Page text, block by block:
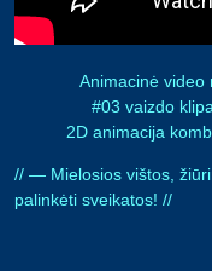
Animacinė video
#03 vaizdo
2D animacija
// — Mielosios vištos,
palinkėti sveikatos! //